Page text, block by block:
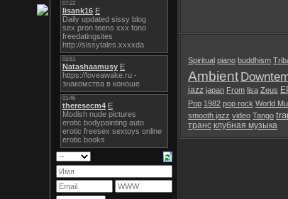
Spiritual piano buddhism
Ambient
jazz japan From lisa Zeus
Pop 1982 pop rock World
smooth jazz video Tango
транс клубная музыка